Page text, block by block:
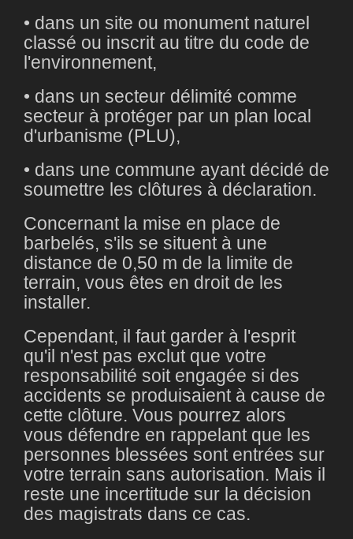
• dans un site ou monument naturel
classé ou inscrit au titre du code de
l'environnement,
• dans un secteur délimité comme
secteur à protéger par un plan local
d'urbanisme (PLU),
• dans une commune ayant décidé de
soumettre les clôtures à déclaration.
Concernant la mise en place de
barbelés, s'ils se situent à une
distance de 0,50 m de la limite de
terrain, vous êtes en droit de les
installer.
Cependant, il faut garder à l'esprit
qu'il n'est pas exclut que votre
responsabilité soit engagée si des
accidents se produisaient à cause de
cette clôture. Vous pourrez alors
vous défendre en rappelant que les
personnes blessées sont entrées sur
votre terrain sans autorisation. Mais il
reste une incertitude sur la décision
des magistrats dans ce cas.